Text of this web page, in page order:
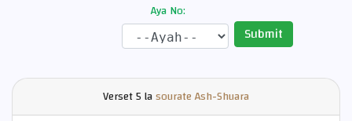
Aya No:
Submit
Verset5 lasourate Ash-Shuara